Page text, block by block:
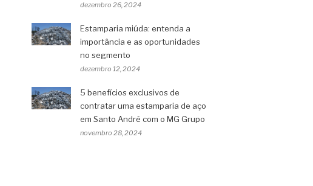
dezembro 26, 2024
Estamparia miúda: entenda a
importância e as oportunidades
no segmento
dezembro 12, 2024
5 benefícios exclusivos de
contratar uma estamparia de aço
em Santo André com o MG Grupo
novembro 28, 2024